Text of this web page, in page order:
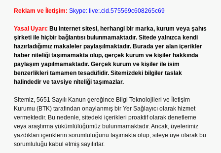
Reklam ve İletişim: Skype: live:.cid.575569c608265c69
Yasal Uyarı: Bu internet sitesi, herhangi bir marka, kurum veya şahıs
şirketi ile hiçbir bağlantısı bulunmamaktadır. Sitede yalnızca kendi
hazırladığımız makaleler paylaşılmaktadır. Burada yer alan içerikler
haber niteliği taşımamakta olup, gerçek kurum ve kişiler hakkında
paylaşım yapılmamaktadır. Gerçek kurum ve kişiler ile isim
benzerlikleri tamamen tesadüfidir. Sitemizdeki bilgiler taslak
halindedir ve tavsiye niteliği taşımazlar.
Sitemiz, 5651 Sayılı Kanun gereğince Bilgi Teknolojileri ve İletişim
Kurumu (BTK) tarafından onaylanmış bir Yer Sağlayıcı olarak hizmet
vermektedir. Bu nedenle, sitedeki içerikleri proaktif olarak denetleme
veya araştırma yükümlülüğümüz bulunmamaktadır. Ancak, üyelerimiz
yazdıkları içeriklerin sorumluluğunu taşımakta olup, siteye üye olarak bu
sorumluluğu kabul etmiş sayılırlar.